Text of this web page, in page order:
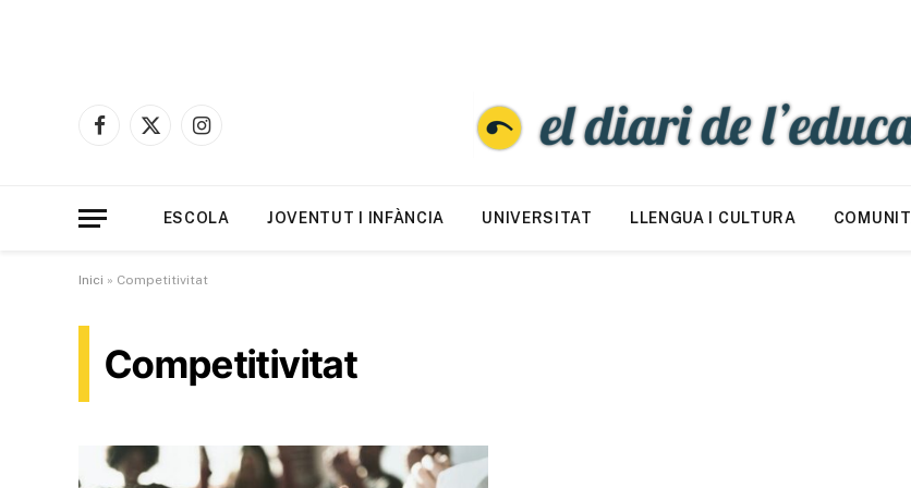
Facebook
X
Instagram
ESCOLA JOVENTUT I INFÀNCIA UNIVERSITAT LLENGUA I CULTURA
Inici » Competitivitat
Competitivitat